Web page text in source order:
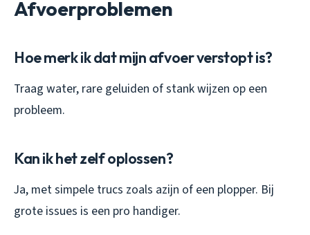
Afvoerproblemen
Hoe merk ik dat mijn afvoer verstopt is?
Traag water, rare geluiden of stank wijzen op een
probleem.
Kan ik het zelf oplossen?
Ja, met simpele trucs zoals azijn of een plopper. Bij
grote issues is een pro handiger.